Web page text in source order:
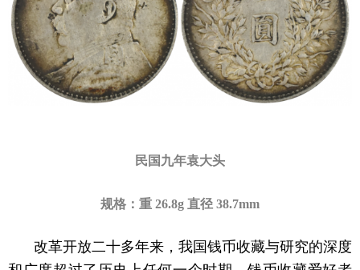
民国九年袁大头
规格：重 26.8g 直径 38.7mm
改革开放二十多年来，我国钱币收藏与研究的深度